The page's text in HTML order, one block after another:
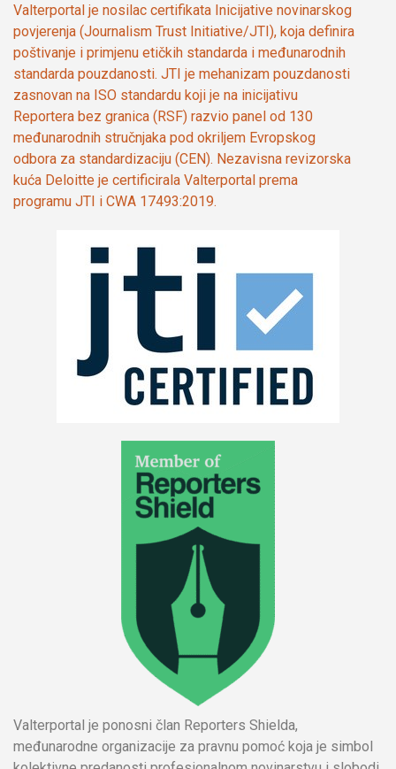
Valterportal je nosilac certifikata Inicijative novinarskog
povjerenja (Journalism Trust Initiative/JTI), koja definira
poštivanje i primjenu etičkih standarda i međunarodnih
standarda pouzdanosti. JTI je mehanizam pouzdanosti
zasnovan na ISO standardu koji je na inicijativu
Reportera bez granica (RSF) razvio panel od 130
međunarodnih stručnjaka pod okriljem Evropskog
odbora za standardizaciju (CEN). Nezavisna revizorska
kuća Deloitte je certificirala Valterportal prema
programu JTI i CWA 17493:2019.
Valterportal je ponosni član Reporters Shielda,
međunarodne organizacije za pravnu pomoć koja je simbol